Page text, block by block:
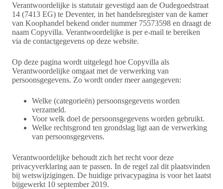
Verantwoordelijke is statutair gevestigd aan de Oudegoedstraat
14 (7413 EG) te Deventer, in het handelsregister van de kamer
van Koophandel bekend onder nummer 75573598 en draagt de
naam Copyvilla. Verantwoordelijke is per e-mail te bereiken
via de contactgegevens op deze website.
Op deze pagina wordt uitgelegd hoe Copyvilla als
Verantwoordelijke omgaat met de verwerking van
persoonsgegevens. Zo wordt onder meer aangegeven:
Welke (categorieën) persoonsgegevens worden
verzameld.
Voor welk doel de persoonsgegevens worden gebruikt.
Welke rechtsgrond ten grondslag ligt aan de verwerking
van persoonsgegevens.
Verantwoordelijke behoudt zich het recht voor deze
privacyverklaring aan te passen. In de regel zal dit plaatsvinden
bij wetswijzigingen. De huidige privacypagina is voor het laatst
bijgewerkt 10 september 2019.